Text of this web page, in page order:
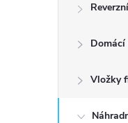
a
Domácí
Vložky